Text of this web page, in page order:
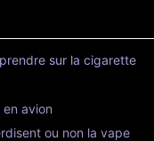
sur la cigarette
avion
ou non la vape